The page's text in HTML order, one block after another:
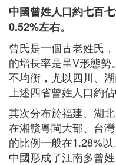
中國曾姓人口約七百
0.52%左右。
曾氏是一個古老姓氏
的增長率是呈V形態
不均衡，尤以四川、
上述四省曾姓人口約
其次分布於福建、湖
在湘贛粵閩大部、台
的比例一般在1.28%以
中國形成了江南多曾